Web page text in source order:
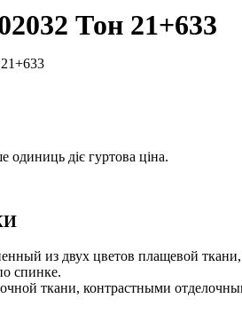
Тон 21+633
одиниць діє гуртова ціна.
из двух цветов плащевой
спинке.
ткани, контрастными